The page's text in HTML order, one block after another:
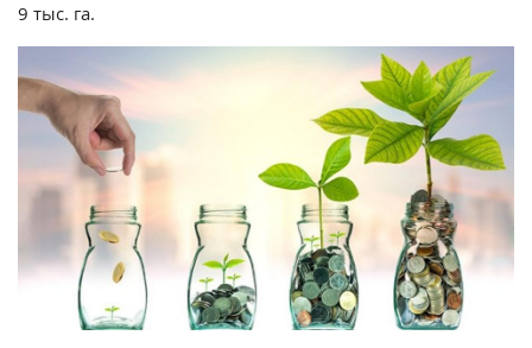
9 тыс. га.